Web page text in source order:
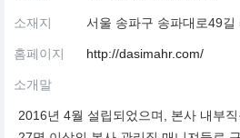
소재지 서울 송파구 송파대로49길
홈페이지 http://dasimahr.com/
소개말
2016년 4월 설립되었으며, 본사 내부